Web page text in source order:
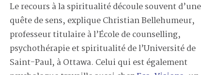
Le recours à la spiritualité découle souvent d’une
quête de sens, explique Christian Bellehumeur,
professeur titulaire à l’École de counselling,
psychothérapie et spiritualité de l’Université de
Saint-Paul, à Ottawa. Celui qui est également